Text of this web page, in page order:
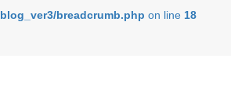
breadcrumb.php on line 18